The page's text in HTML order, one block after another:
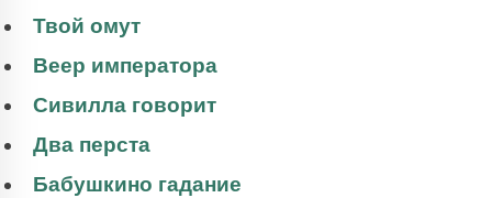
Твой омут
Веер императора
Сивилла говорит
Два перста
Бабушкино гадание